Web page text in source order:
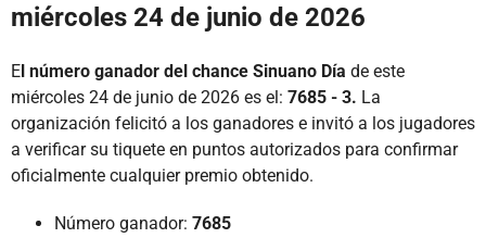
miércoles 24 de junio de 2026
El número ganador del chance Sinuano Día de este
miércoles 24 de junio de 2026 es el: 7685 - 3. La
organización felicitó a los ganadores e invitó a los jugadores
a verificar su tiquete en puntos autorizados para confirmar
oficialmente cualquier premio obtenido.
Número ganador: 7685